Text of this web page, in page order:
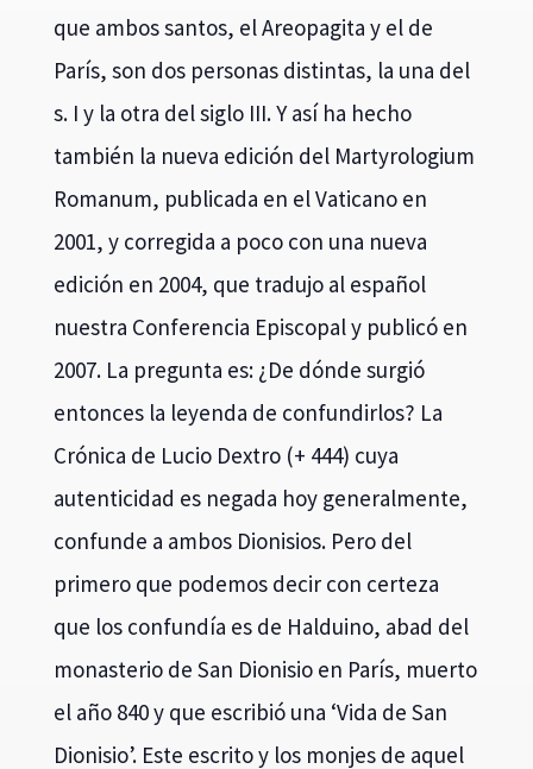
que ambos santos, el Areopagita y el de
París, son dos personas distintas, la una del
s. I y la otra del siglo III. Y así ha hecho
también la nueva edición del Martyrologium
Romanum, publicada en el Vaticano en
2001, y corregida a poco con una nueva
edición en 2004, que tradujo al español
nuestra Conferencia Episcopal y publicó en
2007. La pregunta es: ¿De dónde surgió
entonces la leyenda de confundirlos? La
Crónica de Lucio Dextro (+ 444) cuya
autenticidad es negada hoy generalmente,
confunde a ambos Dionisios. Pero del
primero que podemos decir con certeza
que los confundía es de Halduino, abad del
monasterio de San Dionisio en París, muerto
el año 840 y que escribió una ‘Vida de San
Dionisio’. Este escrito y los monjes de aquel